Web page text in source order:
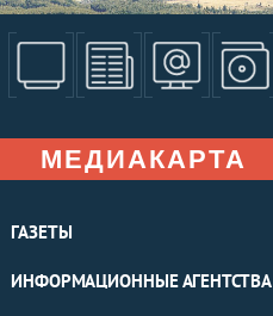
МЕДИАКАРТА
ГАЗЕТЫ
ИНФОРМАЦИОННЫЕ АГЕНТСТВА